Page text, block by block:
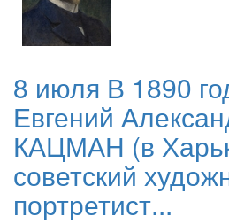
8 июля В 1890
Евгений
КАЦМАН (в
советский
портретист...